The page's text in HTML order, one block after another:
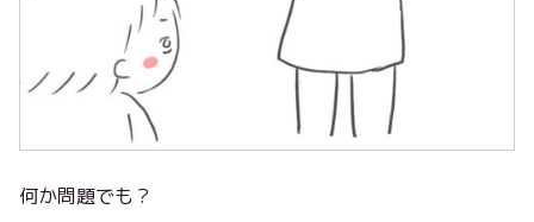
何か問題でも？